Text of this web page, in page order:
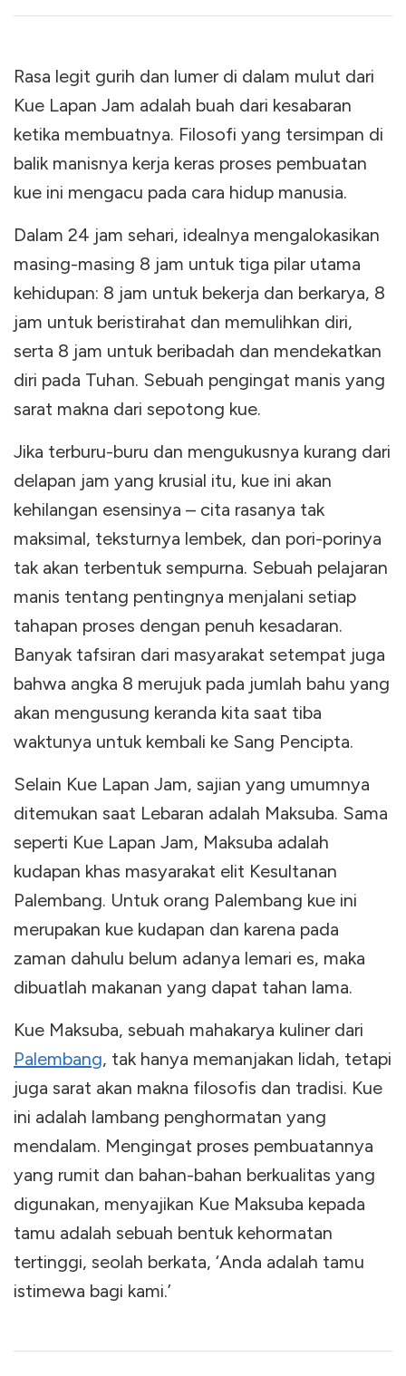
Rasa legit gurih dan lumer di dalam mulut dari
Kue Lapan Jam adalah buah dari kesabaran
ketika membuatnya. Filosofi yang tersimpan di
balik manisnya kerja keras proses pembuatan
kue ini mengacu pada cara hidup manusia.
Dalam 24 jam sehari, idealnya mengalokasikan
masing-masing 8 jam untuk tiga pilar utama
kehidupan: 8 jam untuk bekerja dan berkarya, 8
jam untuk beristirahat dan memulihkan diri,
serta 8 jam untuk beribadah dan mendekatkan
diri pada Tuhan. Sebuah pengingat manis yang
sarat makna dari sepotong kue.
Jika terburu-buru dan mengukusnya kurang dari
delapan jam yang krusial itu, kue ini akan
kehilangan esensinya – cita rasanya tak
maksimal, teksturnya lembek, dan pori-porinya
tak akan terbentuk sempurna. Sebuah pelajaran
manis tentang pentingnya menjalani setiap
tahapan proses dengan penuh kesadaran.
Banyak tafsiran dari masyarakat setempat juga
bahwa angka 8 merujuk pada jumlah bahu yang
akan mengusung keranda kita saat tiba
waktunya untuk kembali ke Sang Pencipta.
Selain Kue Lapan Jam, sajian yang umumnya
ditemukan saat Lebaran adalah Maksuba. Sama
seperti Kue Lapan Jam, Maksuba adalah
kudapan khas masyarakat elit Kesultanan
Palembang. Untuk orang Palembang kue ini
merupakan kue kudapan dan karena pada
zaman dahulu belum adanya lemari es, maka
dibuatlah makanan yang dapat tahan lama.
Kue Maksuba, sebuah mahakarya kuliner dari
Palembang, tak hanya memanjakan lidah, tetapi
juga sarat akan makna filosofis dan tradisi. Kue
ini adalah lambang penghormatan yang
mendalam. Mengingat proses pembuatannya
yang rumit dan bahan-bahan berkualitas yang
digunakan, menyajikan Kue Maksuba kepada
tamu adalah sebuah bentuk kehormatan
tertinggi, seolah berkata, ‘Anda adalah tamu
istimewa bagi kami.’